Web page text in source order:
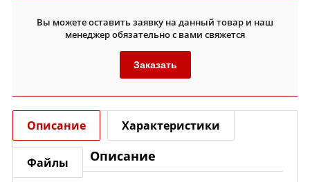
Вы можете оставить заявку на данный товар и наш
менеджер обязательно с вами свяжется
Заказать
Описание Характеристики
Файлы Описание